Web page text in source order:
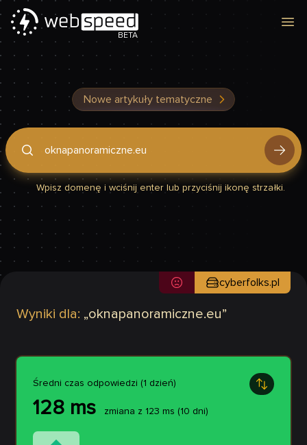
BETA
Nowe artykuły tematyczne
Podaj domenę, by sprawdzić, czy Twoja strona jest szybka
Wpisz domenę i wciśnij enter lub przyciśnij ikonę strzałki.
Wyniki dla: „oknapanoramiczne.eu”
cyberfolks.pl
Średni czas odpowiedzi (1 dzień)
128 ms zmiana z 123 ms (10 dni)